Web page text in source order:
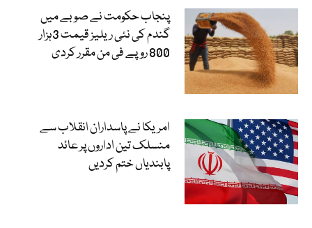
پنجاب حکومت نے صوبے میں
گندم کی نئی ریلیز قیمت 3ہزار
800 روپے فی من مقرر کردی
امریکا نے پاسداران انقلاب سے
منسلک تین اداروں پر عائد
پابندیاں ختم کردیں